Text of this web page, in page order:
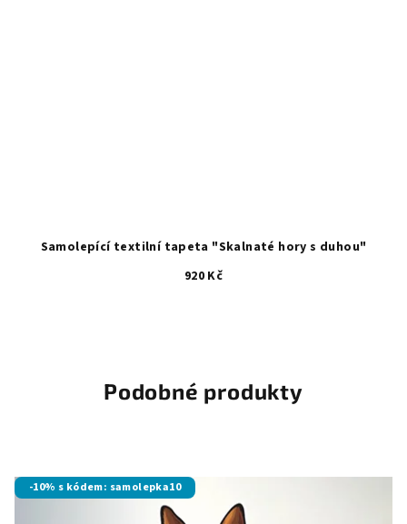
Samolepící textilní tapeta "Skalnaté hory s duhou"
920 Kč
Podobné produkty
-10% s kódem: samolepka10